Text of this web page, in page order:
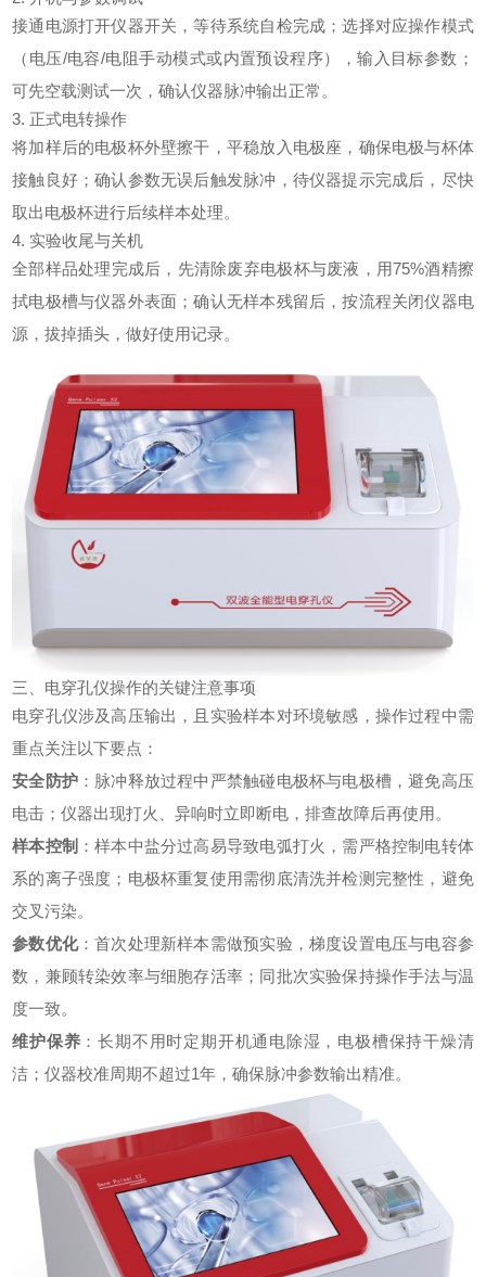
接通电源打开仪器开关，等待系统自检完成；选择对应操作模式
（电压/电容/电阻手动模式或内置预设程序），输入目标参数；
可先空载测试一次，确认仪器脉冲输出正常。
3. 正式电转操作
将加样后的电极杯外壁擦干，平稳放入电极座，确保电极与杯体
接触良好；确认参数无误后触发脉冲，待仪器提示完成后，尽快
取出电极杯进行后续样本处理。
4. 实验收尾与关机
全部样品处理完成后，先清除废弃电极杯与废液，用75%酒精擦
拭电极槽与仪器外表面；确认无样本残留后，按流程关闭仪器电
源，拔掉插头，做好使用记录。
三、电穿孔仪操作的关键注意事项
电穿孔仪涉及高压输出，且实验样本对环境敏感，操作过程中需
重点关注以下要点：
安全防护 ：脉冲释放过程中严禁触碰电极杯与电极槽，避免高压
电击；仪器出现打火、异响时立即断电，排查故障后再使用。
样本控制 ：样本中盐分过高易导致电弧打火，需严格控制电转体
系的离子强度；电极杯重复使用需彻底清洗并检测完整性，避免
交叉污染。
参数优化：首次处理新样本需做预实验，梯度设置电压与电容参
数，兼顾转染效率与细胞存活率；同批次实验保持操作手法与温
度一致。
维护保养 ：长期不用时定期开机通电除湿，电极槽保持干燥清
洁；仪器校准周期不超过1年，确保脉冲参数输出精准。